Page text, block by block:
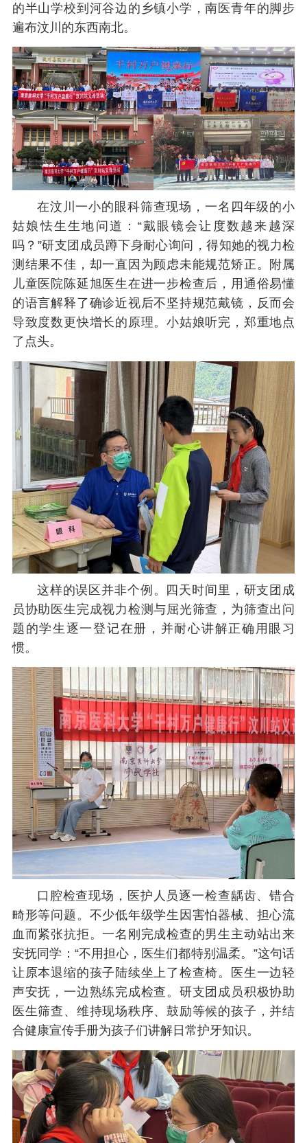
的半山学校到河谷边的乡镇小学，南医青年的脚步
遍布汶川的东西南北。
在汶川一小的眼科筛查现场，一名四年级的小
姑娘怯生生地问道：“戴眼镜会让度数越来越深
吗？”研支团成员蹲下身耐心询问，得知她的视力检
测结果不佳，却一直因为顾虑未能规范矫正。附属
儿童医院陈延旭医生在进一步检查后，用通俗易懂
的语言解释了确诊近视后不坚持规范戴镜，反而会
导致度数更快增长的原理。小姑娘听完，郑重地点
了点头。
这样的误区并非个例。四天时间里，研支团成
员协助医生完成视力检测与屈光筛查，为筛查出问
题的学生逐一登记在册，并耐心讲解正确用眼习
惯。
口腔检查现场，医护人员逐一检查龋齿、错合
畸形等问题。不少低年级学生因害怕器械、担心流
血而紧张抗拒。一名刚完成检查的男生主动站出来
安抚同学：“不用担心，医生们都特别温柔。”这句话
让原本退缩的孩子陆续坐上了检查椅。医生一边轻
声安抚，一边熟练完成检查。研支团成员积极协助
医生筛查、维持现场秩序、鼓励等候的孩子，并结
合健康宣传手册为孩子们讲解日常护牙知识。